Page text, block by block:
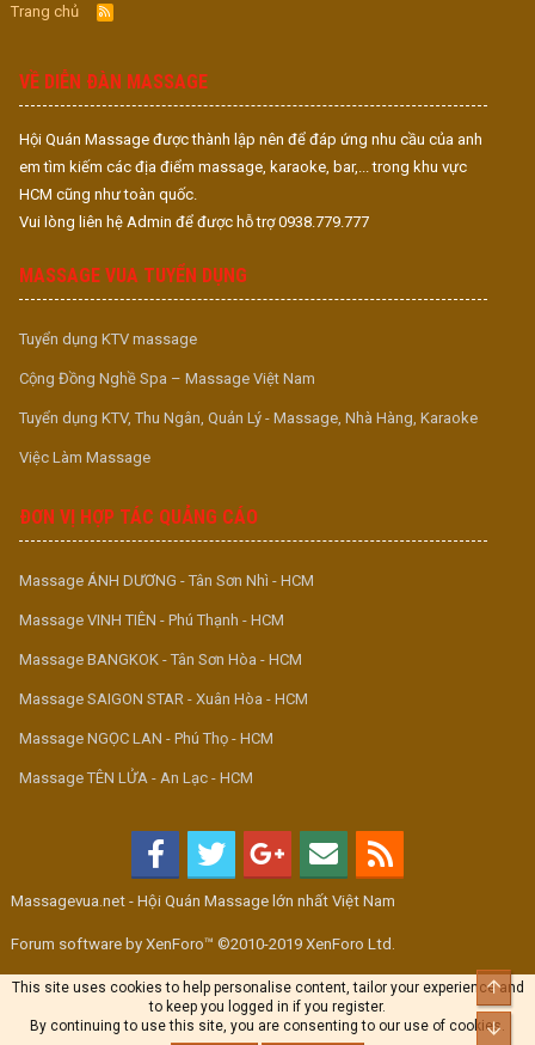
Trang chủ
R
S
VỀ DIỄN ĐÀN MASSAGE
Hội Quán Massage được thành lập nên để đáp ứng nhu cầu của anh
em tìm kiếm các địa điểm massage, karaoke, bar,... trong khu vực
HCM cũng như toàn quốc.
Vui lòng liên hệ Admin để được hỗ trợ 0938.779.777
MASSAGE VUA TUYỂN DỤNG
Tuyển dụng KTV massage
Cộng Đồng Nghề Spa – Massage Việt Nam
Tuyển dụng KTV, Thu Ngân, Quản Lý - Massage, Nhà Hàng, Karaoke
Việc Làm Massage
ĐƠN VỊ HỢP TÁC QUẢNG CÁO
Massage ÁNH DƯƠNG - Tân Sơn Nhì - HCM
Massage VINH TIÊN - Phú Thạnh - HCM
Massage BANGKOK - Tân Sơn Hòa - HCM
Massage SAIGON STAR - Xuân Hòa - HCM
Massage NGỌC LAN - Phú Thọ - HCM
Massage TÊN LỬA - An Lạc - HCM
Massagevua.net - Hội Quán Massage lớn nhất Việt Nam
Forum software by XenForo™ ©2010-2019 XenForo Ltd.
This site uses cookies to help personalise content, tailor your experience and
to keep you logged in if you register.
By continuing to use this site, you are consenting to our use of cookies.
Top